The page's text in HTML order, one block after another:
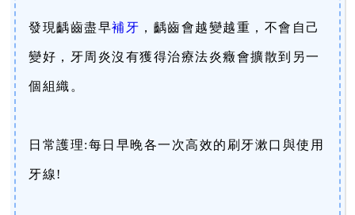
發現齲齒盡早補牙 ，齲齒會越變越重，不會自己
變好，牙周炎沒有獲得治療法炎癥會擴散到另一
個組織。
日常護理:每日早晚各一次高效的刷牙漱口與使用
牙線!